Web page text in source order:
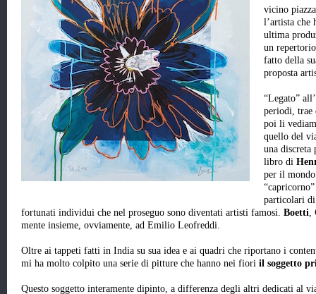
vicino
l’artista che
ultima
un
fatto della
proposta
“Legato”
periodi, trae
poi li
quello del
una discreta
libro di
per il
particolari di
fortunati individui che nel proseguo sono diventati artisti famosi. Boetti,
mente insieme, ovviamente, ad Emilio Leofreddi.
Oltre ai tappeti fatti in India su sua idea e ai quadri che riportano i
mi ha molto colpito una serie di pitture che hanno nei fiori il soggetto
Questo soggetto interamente dipinto, a differenza degli altri dedicati al